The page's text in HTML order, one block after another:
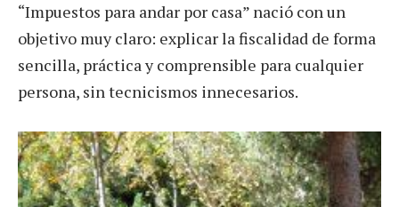
“Impuestos para andar por casa” nació con un
objetivo muy claro: explicar la fiscalidad de forma
sencilla, práctica y comprensible para cualquier
persona, sin tecnicismos innecesarios.